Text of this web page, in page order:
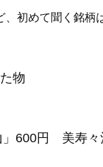
初めて聞く銘柄
物
」600円 美寿